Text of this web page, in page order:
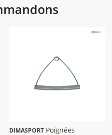
DIMASPORTPoignées